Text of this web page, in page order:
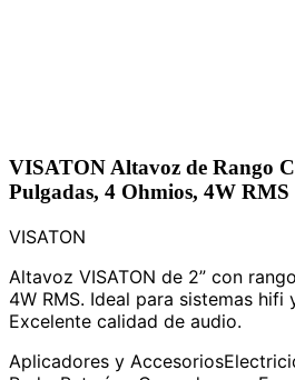
VISATON Altavoz de Rango
Pulgadas, 4 Ohmios, 4W RMS
VISATON
Altavoz VISATON de 2” con
4W RMS. Ideal para sistemas
Excelente calidad de audio.
Aplicadores y Accesorios